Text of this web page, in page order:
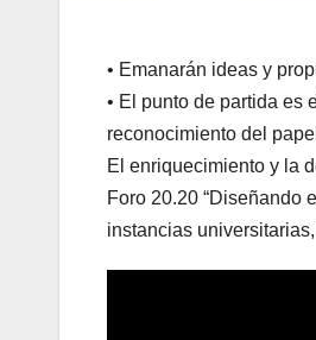
• Emanarán ideas y
• El punto de partida es
reconocimiento del
El enriquecimiento y la
Foro 20.20 “Diseñando
instancias